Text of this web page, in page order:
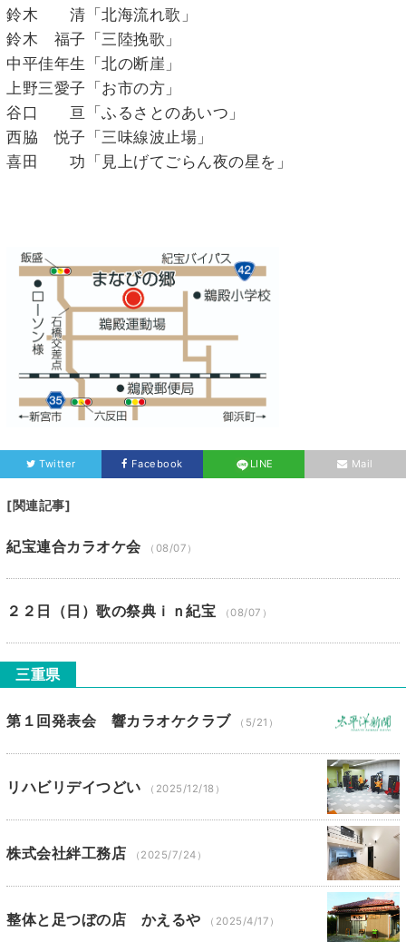
鈴木 清「北海流れ歌」
鈴木 福子「三陸挽歌」
中平佳年生「北の断崖」
上野三愛子「お市の方」
谷口 亘「ふるさとのあいつ」
西脇 悦子「三味線波止場」
喜田 功「見上げてごらん夜の星を」
Twitter Facebook LINE Mail
[関連記事]
紀宝連合カラオケ会 （08/07）
２２日（日）歌の祭典ｉｎ紀宝 （08/07）
三重県
第１回発表会 響カラオケクラブ （5/21）
リハビリデイつどい （2025/12/18）
株式会社絆工務店 （2025/7/24）
整体と足つぼの店 かえるや （2025/4/17）